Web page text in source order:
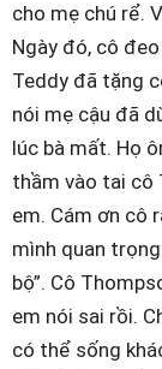
cho mẹ chú rể.
Ngày đó, cô
Teddy đã tặng
nói mẹ cậu đã
lúc bà mất. Họ
thầm vào tai cô
em. Cám ơn cô
mình quan
bộ”. Cô
em nói sai rồi.
có thể sống